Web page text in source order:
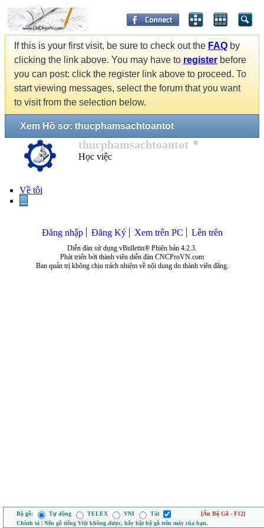
If this is your first visit, be sure to check out the FAQ by
clicking the link above. You may have to register before
you can post: click the register link above to proceed. To
start viewing messages, select the forum that you want
to visit from the selection below.
Xem Hồ sơ: thucphamsachtoantot
thucphamsachtoantot
Học việc
Về tôi
...
Đăng nhập Đăng Ký Xem trên PC Lên trên
Diễn đàn sử dụng vBulletin® Phiên bản 4.2.3.
Phát triển bởi thành viên diễn đàn CNCProVN.com
Ban quản trị không chịu trách nhiệm về nội dung do thành viên đăng.
Bộ gõ: Tự động TELEX VNI Tắt
[Ẩn Bộ Gõ - F12]
Chính tả | Nếu gõ tiếng Việt không được, hãy bật bộ gõ trên máy của bạn.